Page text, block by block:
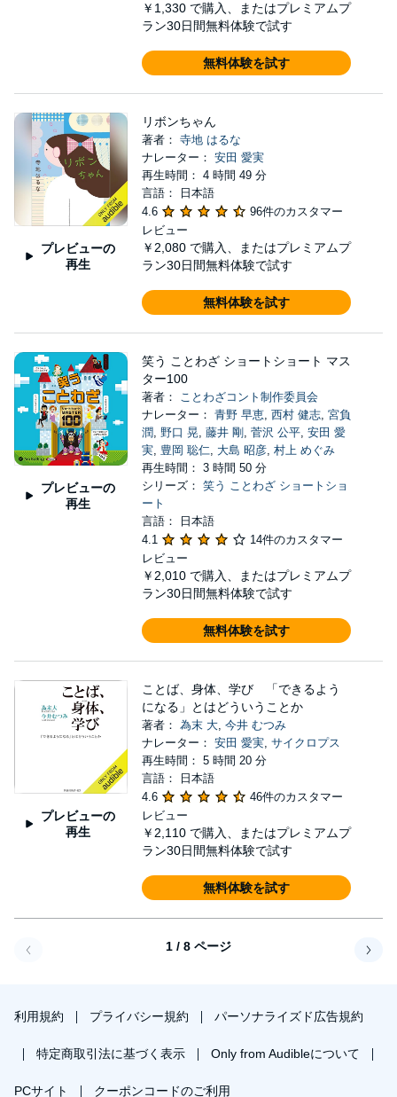
￥1,330 で購入、またはプレミアムプ
ラン30日間無料体験で試す
無料体験を試す
プレビューの
再生
リボンちゃん
著者： 寺地 はるな
ナレーター： 安田 愛実
再生時間： 4 時間 49 分
言語： 日本語
4.6
96件のカスタマー
レビュー
￥2,080 で購入、またはプレミアムプ
ラン30日間無料体験で試す
無料体験を試す
プレビューの
再生
笑う ことわざ ショートショート マス
ター100
著者： ことわざコント制作委員会
ナレーター： 青野 早恵, 西村 健志, 宮負
潤, 野口 晃, 藤井 剛 , 菅沢 公平, 安田 愛
実, 豊岡 聡仁, 大島 昭彦, 村上 めぐみ
再生時間： 3 時間 50 分
シリーズ： 笑う ことわざ ショートショ
ート
言語： 日本語
4.1
14件のカスタマー
レビュー
￥2,010 で購入、またはプレミアムプ
ラン30日間無料体験で試す
無料体験を試す
プレビューの
再生
ことば、身体、学び 「できるよう
になる」とはどういうことか
著者： 為末 大, 今井 むつみ
ナレーター： 安田 愛実, サイクロプス
再生時間： 5 時間 20 分
言語： 日本語
4.6
46件のカスタマー
レビュー
￥2,110 で購入、またはプレミアムプ
ラン30日間無料体験で試す
無料体験を試す
1 / 8 ページ
利用規約 プライバシー規約 パーソナライズド広告規約
特定商取引法に基づく表示 Only from Audibleについて
PCサイト クーポンコードのご利用